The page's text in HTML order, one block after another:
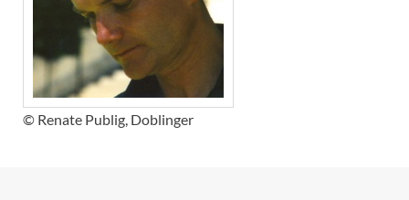
© Renate Publig, Doblinger